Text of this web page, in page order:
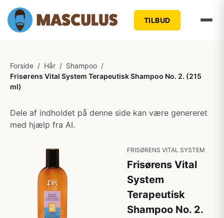
TILBUD
Forside / Hår / Shampoo /
Frisørens Vital System Terapeutisk Shampoo No. 2. (215
ml)
Dele af indholdet på denne side kan være genereret
med hjælp fra AI.
FRISØRENS VITAL SYSTEM
Frisørens Vital
System
Terapeutisk
Shampoo No. 2.